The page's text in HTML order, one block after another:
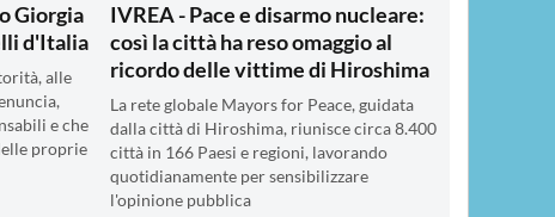
Giorgia
d'Italia
alle
e che
proprie
IVREA - Pace e disarmo nucleare:
così la città ha reso omaggio al
ricordo delle vittime di Hiroshima
La rete globale Mayors for Peace, guidata
dalla città di Hiroshima, riunisce circa 8.400
città in 166 Paesi e regioni, lavorando
quotidianamente per sensibilizzare
l'opinione pubblica